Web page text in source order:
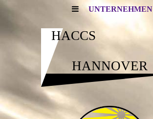
UNTERNEHMEN
HACCS
HANNOVER